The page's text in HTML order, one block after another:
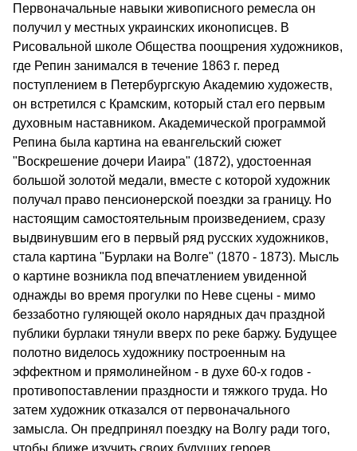
Первоначальные навыки живописного ремесла он
получил у местных украинских иконописцев. В
Рисовальной школе Общества поощрения художников,
где Репин занимался в течение 1863 г. перед
поступлением в Петербургскую Академию художеств,
он встретился с Крамским, который стал его первым
духовным наставником. Академической программой
Репина была картина на евангельский сюжет
"Воскрешение дочери Иаира" (1872), удостоенная
большой золотой медали, вместе с которой художник
получал право пенсионерской поездки за границу. Но
настоящим самостоятельным произведением, сразу
выдвинувшим его в первый ряд русских художников,
стала картина "Бурлаки на Волге" (1870 - 1873). Мысль
о картине возникла под впечатлением увиденной
однажды во время прогулки по Неве сцены - мимо
беззаботно гуляющей около нарядных дач праздной
публики бурлаки тянули вверх по реке баржу. Будущее
полотно виделось художнику построенным на
эффектном и прямолинейном - в духе 60-х годов -
противопоставлении праздности и тяжкого труда. Но
затем художник отказался от первоначального
замысла. Он предпринял поездку на Волгу ради того,
чтобы ближе изучить своих будущих героев.